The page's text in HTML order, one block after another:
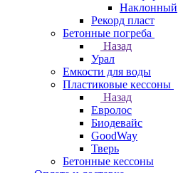
Наклонный
Рекорд пласт
Бетонные погреба
Назад
Урал
Емкости для воды
Пластиковые кессоны
Назад
Евролос
Биодевайс
GoodWay
Тверь
Бетонные кессоны